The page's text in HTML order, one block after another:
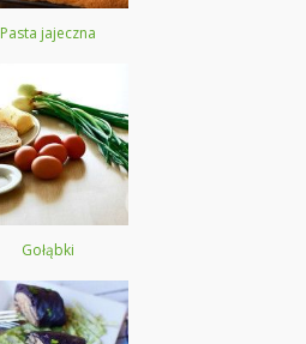
Pasta jajeczna
Gołąbki